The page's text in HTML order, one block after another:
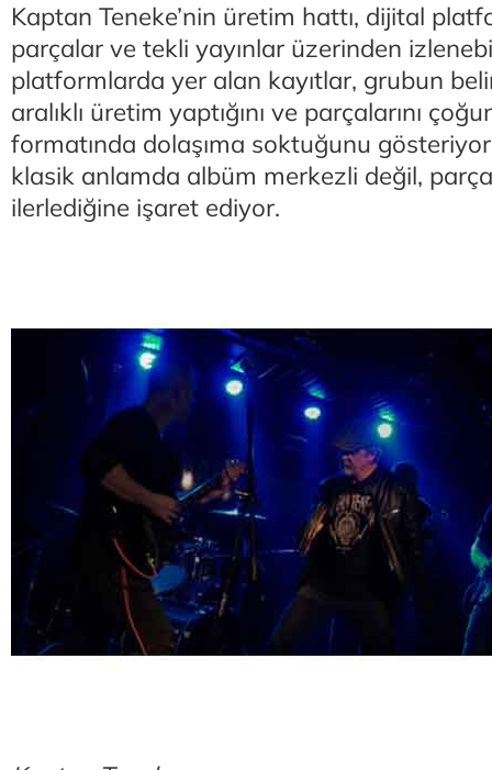
Kaptan Teneke’nin üretim hattı, dijital
parçalar ve tekli yayınlar üzerinden
platformlarda yer alan kayıtlar, grubun
aralıklı üretim yaptığını ve parçalarını
formatında dolaşıma soktuğunu
klasik anlamda albüm merkezli değil,
ilerlediğine işaret ediyor.